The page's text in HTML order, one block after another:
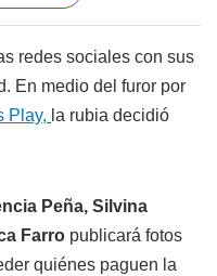
redes sociales con sus
En medio del furor por
Play, la rubia decidió
Peña, Silvina
Farro publicará fotos
quiénes paguen la